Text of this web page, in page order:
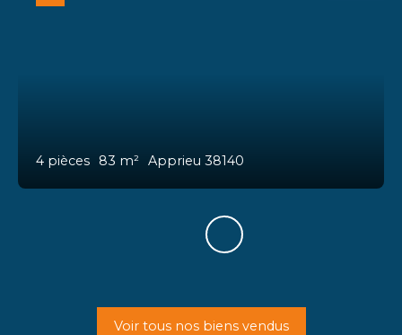
4 pièces 83 m² Apprieu 38140
Voir tous nos biens vendus